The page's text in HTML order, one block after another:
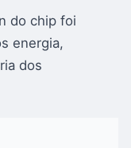
do chip foi
energia,
dos